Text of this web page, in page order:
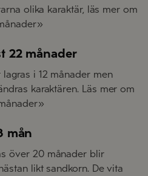
olika karaktär, läs mer om
22 månader
i 12 månader men
karaktären. Läs mer om
mån
över 20 månader blir
likt sandkorn. De vita